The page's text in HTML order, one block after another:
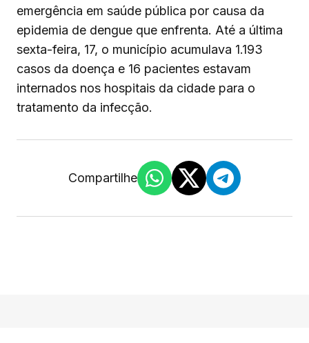
emergência em saúde pública por causa da
epidemia de dengue que enfrenta. Até a última
sexta-feira, 17, o município acumulava 1.193
casos da doença e 16 pacientes estavam
internados nos hospitais da cidade para o
tratamento da infecção.
Compartilhe